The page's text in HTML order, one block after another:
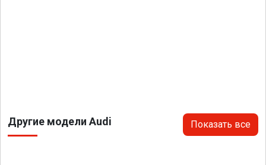
Другие модели Audi Показать все